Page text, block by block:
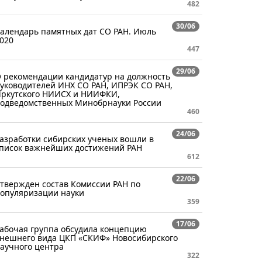
482
30/06
памятных дат СО РАН. Июль
447
29/06
рекомендации кандидатур на должность
ИНХ СО РАН, ИПРЭК СО РАН,
НИИСХ и НИИФКИ,
Минобрнауки России
460
24/06
сибирских ученых вошли в
важнейших достижений РАН
612
22/06
состав Комиссии РАН по
науки
359
17/06
группа обсудила концепцию
вида ЦКП «СКИФ» Новосибирского
центра
322